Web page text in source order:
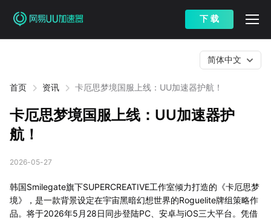
下 载
首页 资讯 卡厄思梦境国服上线：UU加速器护航！
简体中文
卡厄思梦境国服上线：UU加速器护
航！
2026-05-27
韩国Smilegate旗下SUPERCREATIVE工作室倾力打造的《卡厄思梦
境》，是一款背景设定在宇宙黑暗幻想世界的Roguelite牌组策略作
品。将于2026年5月28日同步登陆PC、安卓与iOS三大平台。凭借